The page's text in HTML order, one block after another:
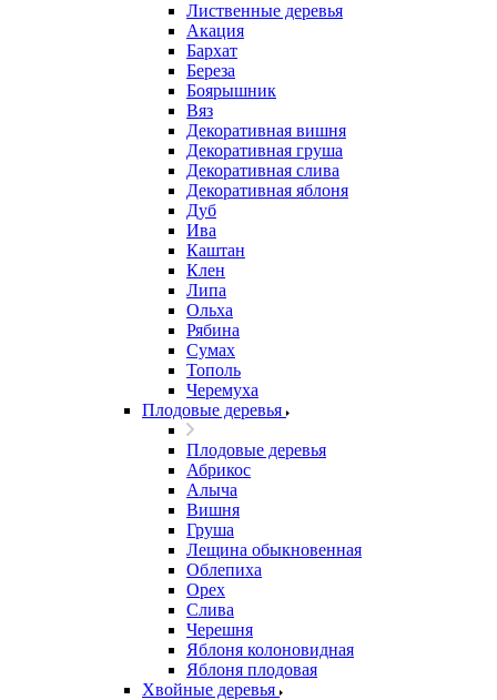
Лиственные деревья
Акация
Бархат
Береза
Боярышник
Вяз
Декоративная вишня
Декоративная груша
Декоративная слива
Декоративная яблоня
Дуб
Ива
Каштан
Клен
Липа
Ольха
Рябина
Сумах
Тополь
Черемуха
Плодовые деревья
Плодовые деревья
Абрикос
Алыча
Вишня
Груша
Лещина обыкновенная
Облепиха
Орех
Слива
Черешня
Яблоня колоновидная
Яблоня плодовая
Хвойные деревья